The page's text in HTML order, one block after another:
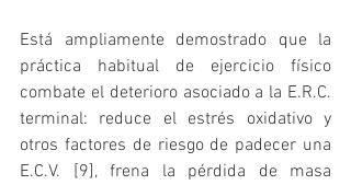
Está ampliamente demostrado que la
práctica habitual de ejercicio físico
combate el deterioro asociado a la E.R.C.
terminal: reduce el estrés oxidativo y
otros factores de riesgo de padecer una
E.C.V. [9], frena la pérdida de masa